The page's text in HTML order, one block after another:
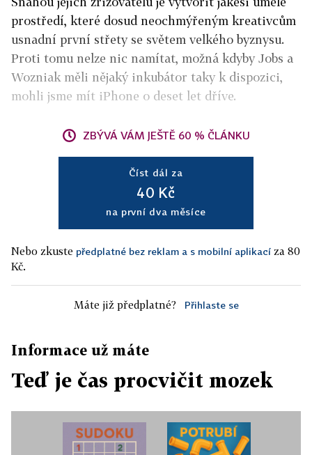
prostředí, které dosud neochmýřeným kreativcům
usnadní první střety se světem velkého byznysu.
Proti tomu nelze nic namítat, možná kdyby Jobs a
Wozniak měli nějaký inkubátor taky k dispozici,
mohli jsme mít iPhone o deset let dříve.
ZBÝVÁ VÁM JEŠTĚ 60 % ČLÁNKU
Číst dál za
40 Kč
na první dva měsíce
Nebo zkuste předplatné bez reklam a s mobilní aplikací za 80
Kč.
Máte již předplatné? Přihlaste se
Informace už máte
Teď je čas procvičit mozek